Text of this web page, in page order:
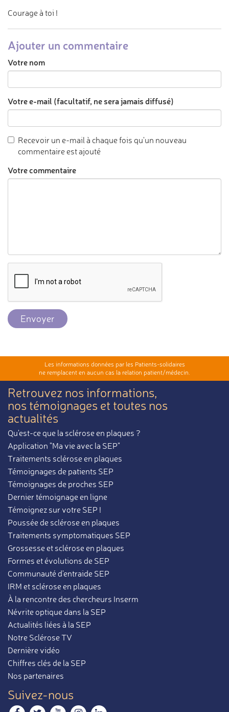
Courage à toi !
Ajouter un commentaire
Votre nom
Votre e-mail (facultatif, ne sera jamais diffusé)
Recevoir un e-mail à chaque fois qu'un nouveau
commentaire est ajouté
Votre commentaire
Envoyer
Les informations données par les Patients-solidaires
ne remplacent en aucun cas la relation patient/médecin.
Retrouvez nos informations,
nos témoignages et toutes nos
actualités
Qu'est-ce que la sclérose en plaques ?
Application "Ma vie avec la SEP"
Traitements sclérose en plaques
Témoignages de patients SEP
Témoignages de proches SEP
Dernier témoignage en ligne
Témoignez sur votre SEP !
Poussée de sclérose en plaques
Traitements symptomatiques SEP
Grossesse et sclérose en plaques
Formes et évolutions de SEP
Communauté d'entraide SEP
IRM et sclérose en plaques
À la rencontre des chercheurs Inserm
Névrite optique dans la SEP
Actualités liées à la SEP
Notre Sclérose TV
Dernière vidéo
Chiffres clés de la SEP
Nos partenaires
Suivez-nous